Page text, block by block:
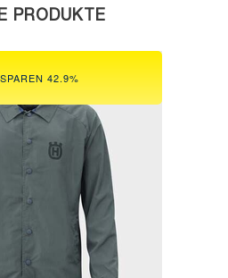
PRODUKTE
42.9%